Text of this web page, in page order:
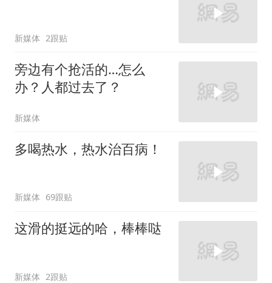
新媒体 2跟贴
旁边有个抢活的…怎么
办？人都过去了？
新媒体
多喝热水，热水治百病！
新媒体 69跟贴
这滑的挺远的哈，棒棒哒
新媒体 2跟贴